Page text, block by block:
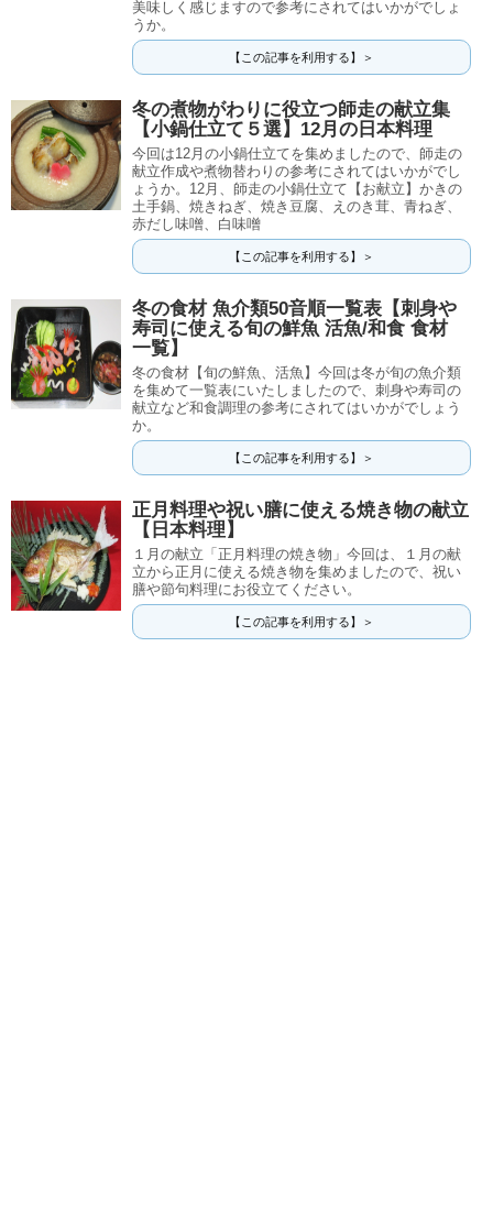
美味しく感じますので参考にされてはいかがでしょ
うか。
【この記事を利用する】＞
冬の煮物がわりに役立つ師走の献立集
【小鍋仕立て５選】12月の日本料理
今回は12月の小鍋仕立てを集めましたので、師走の
献立作成や煮物替わりの参考にされてはいかがでし
ょうか。12月、師走の小鍋仕立て【お献立】かきの
土手鍋、焼きねぎ、焼き豆腐、えのき茸、青ねぎ、
赤だし味噌、白味噌
【この記事を利用する】＞
冬の食材 魚介類50音順一覧表【刺身や
寿司に使える旬の鮮魚 活魚/和食 食材
一覧】
冬の食材【旬の鮮魚、活魚】今回は冬が旬の魚介類
を集めて一覧表にいたしましたので、刺身や寿司の
献立など和食調理の参考にされてはいかがでしょう
か。
【この記事を利用する】＞
正月料理や祝い膳に使える焼き物の献立
【日本料理】
１月の献立「正月料理の焼き物」今回は、１月の献
立から正月に使える焼き物を集めましたので、祝い
膳や節句料理にお役立てください。
【この記事を利用する】＞